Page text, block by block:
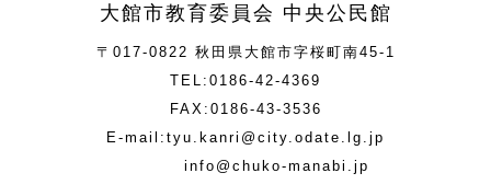
大館市教育委員会 中央公民館
〒017-0822 秋田県大館市字桜町南45-1
TEL:0186-42-4369
FAX:0186-43-3536
E-mail:tyu.kanri@city.odate.lg.jp
info@chuko-manabi.jp